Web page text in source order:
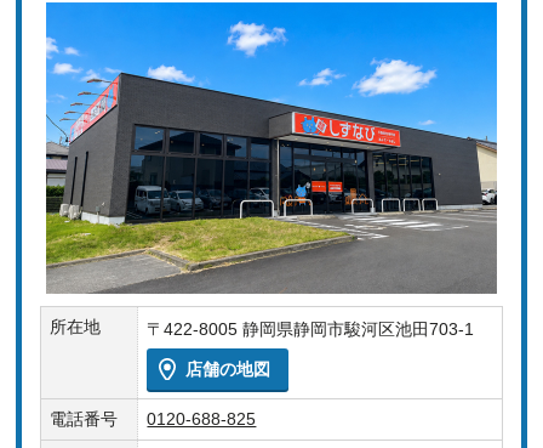
所在地 〒422-8005 静岡県静岡市駿河区池田703-1
店舗の地図
電話番号 0120-688-825